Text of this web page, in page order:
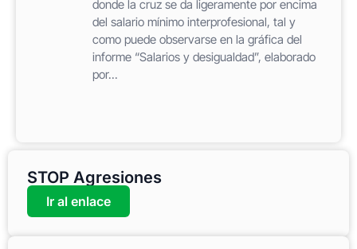
donde la cruz se da ligeramente por encima
del salario mínimo interprofesional, tal y
como puede observarse en la gráfica del
informe “Salarios y desigualdad”, elaborado
por...
STOP Agresiones
Ir al enlace